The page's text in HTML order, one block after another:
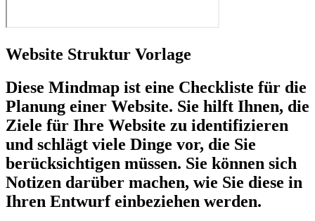
Website Struktur Vorlage
Diese Mindmap ist eine Checkliste für die
Planung einer Website. Sie hilft Ihnen, die
Ziele für Ihre Website zu identifizieren
und schlägt viele Dinge vor, die Sie
berücksichtigen müssen. Sie können sich
Notizen darüber machen, wie Sie diese in
Ihren Entwurf einbeziehen werden.